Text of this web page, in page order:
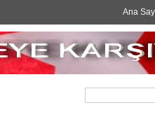
Ana